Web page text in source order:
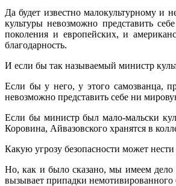
Да будет известно малокультурному
культуры невозможно представить
поколения и европейских, и
благодарность.
И если бы так называемый министр
Если бы у него, у этого самозванца,
невозможно представить себе ни
Если бы министр был мало-мальски
Коровина, Айвазовского хранятся в
Какую угрозу безопасности может
Но, как и было сказано, мы имеем дело
вызывает припадки немотивированного